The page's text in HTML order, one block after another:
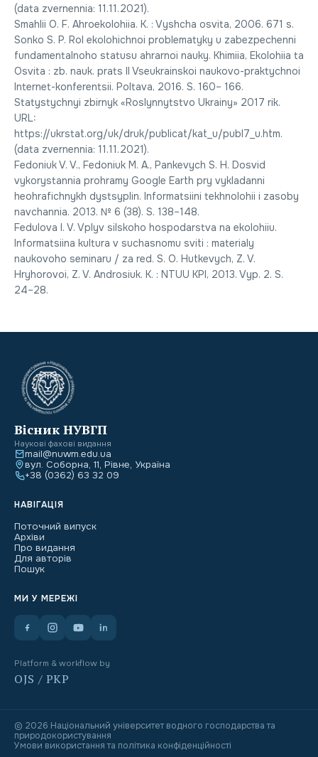
(data zvernennia: 11.11.2021).
Smahlii O. F. Ahroekolohiia. K. : Vyshcha osvita, 2006. 671 s.
Sonko S. P. Rol ekolohichnoi problematyky u zabezpechenni
fundamentalnoho statusu ahrarnoi nauky. Khimiia, Ekolohiia ta
Osvita : zb. nauk. prats II Vseukrainskoi naukovo-praktychnoi
Internet-konferentsii. Poltava, 2016. S. 160– 166.
Statystychnyi zbirnyk «Roslynnytstvo Ukrainy» 2017 rik.
URL:
https://ukrstat.org/uk/druk/publicat/kat_u/publ7_u.htm.
(data zvernennia: 11.11.2021).
Fedoniuk V. V., Fedoniuk M. A., Pankevych S. H. Dosvid
vykorystannia prohramy Google Earth pry vykladanni
heohrafichnykh dystsyplin. Informatsiini tekhnolohii i zasoby
navchannia. 2013. № 6 (38). S. 138–148.
Fedulova I. V. Vplyv silskoho hospodarstva na ekolohiiu.
Informatsiina kultura v suchasnomu sviti : materialy
naukovoho seminaru / za red. S. O. Hutkevych, Z. V.
Hryhorovoi, Z. V. Androsiuk. K. : NTUU KPI, 2013. Vyp. 2. S.
24–28.
Вісник НУВГП
Наукові фахові видання
mail@nuwm.edu.ua
вул. Соборна, 11, Рівне, Україна
+38 (0362) 63 32 09
НАВІГАЦІЯ
Поточний випуск
Архіви
Про видання
Для авторів
Пошук
МИ У МЕРЕЖІ
Platform & workflow by
OJS / PKP
© 2026 Національний університет водного господарства та
природокористування
Умови використання та політика конфіденційності